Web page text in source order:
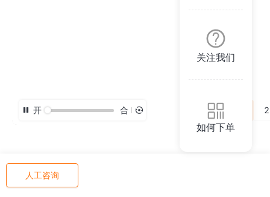
开 合
人工咨询
关注我们
如何下单